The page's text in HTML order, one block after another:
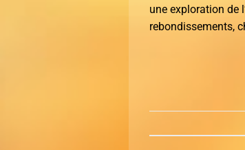
une exploration de
rebondissements,